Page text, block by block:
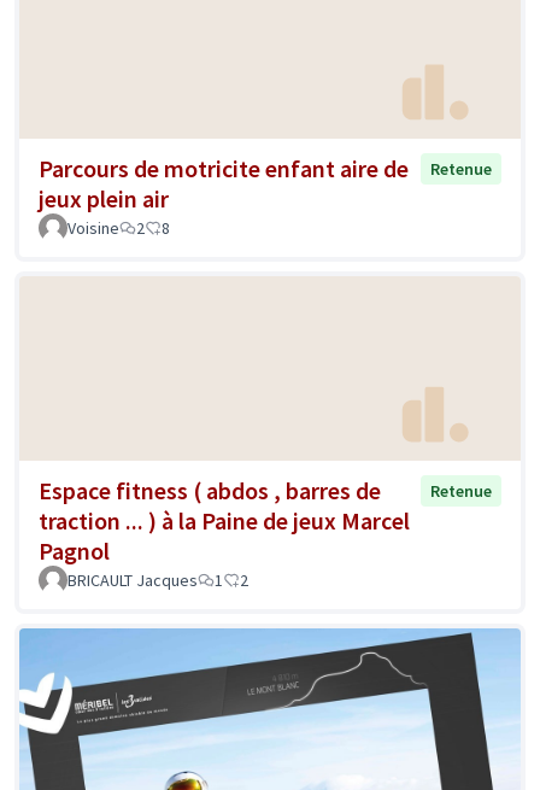
Parcours de motricite enfant aire de
jeux plein air
Retenue
Voisine 2 8
Espace fitness ( abdos , barres de
traction ... ) à la Paine de jeux Marcel
Pagnol
Retenue
BRICAULT Jacques 1 2